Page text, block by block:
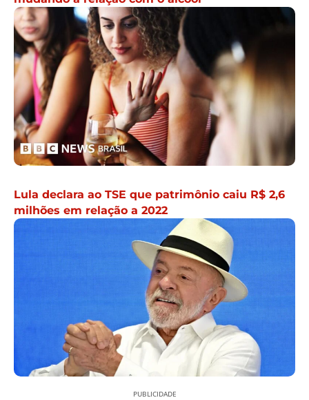
Lula declara ao TSE que patrimônio caiu R$ 2,6
milhões em relação a 2022
PUBLICIDADE